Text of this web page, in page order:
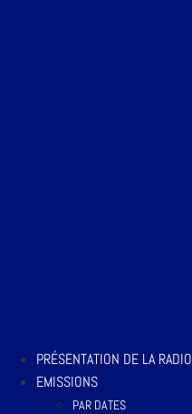
PRÉSENTATION DE LA RADIO
EMISSIONS
PAR DATES